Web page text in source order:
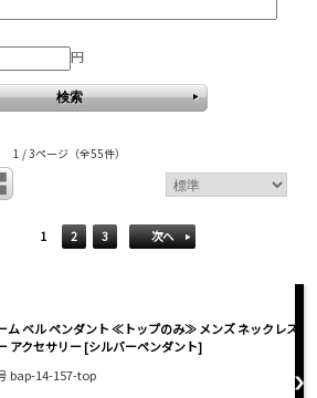
円
1 / 3ページ （全55件）
1 2 3 次へ
ム ベル ペンダント ≪トップのみ≫ メンズ ネックレス
アクセサリー [シルバーペンダント]
bap-14-157-top